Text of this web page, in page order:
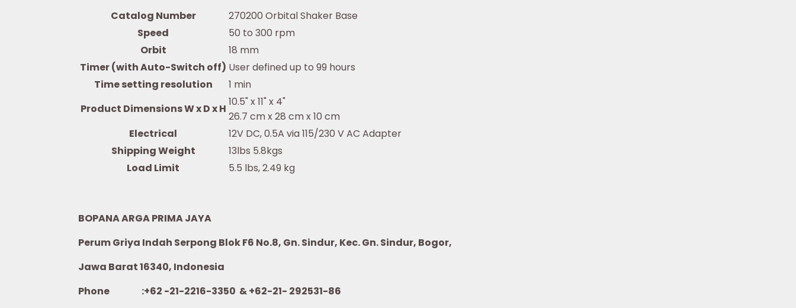
Catalog Number
270200 Orbital Shaker Base
Speed
50 to 300 rpm
Orbit
18 mm
Timer (with Auto-Switch off) User defined up to 99 hours
Time setting resolution
1 min
Product Dimensions W x D x H
10.5" x 11" x 4"
26.7 cm x 28 cm x 10 cm
Electrical
12V DC, 0.5A via 115/230 V AC Adapter
Shipping Weight
13lbs 5.8kgs
Load Limit
5.5 lbs, 2.49 kg
BOPANA ARGA PRIMA JAYA
Perum Griya Indah Serpong Blok F6 No.8, Gn. Sindur, Kec. Gn. Sindur, Bogor,
Jawa Barat 16340, Indonesia
Phone :+62 -21-2216-3350 & +62-21- 292531-86